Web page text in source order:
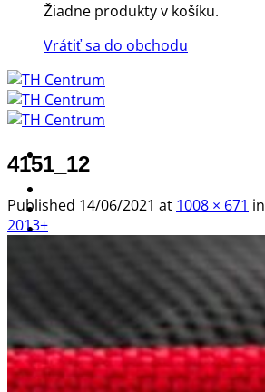
Žiadne produkty v košíku.
Vrátiť sa do obchodu
Výpredaj -%
Produkty
Autoriz. servis THULE/UEBLER
Predajne
Naši Uebler Partneri
Hľadať:
4151_12
Published 14/06/2021 at 1008 × 671 in
2013+